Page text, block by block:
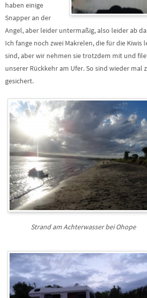
haben einige
Snapper an der
Angel, aber leider untermaßig, also leider ab
Ich fange noch zwei Makrelen, die für die Kiwis
sind, aber wir nehmen sie trotzdem mit und
unserer Rückkehr am Ufer. So sind wieder mal
gesichert.
Strand am Achterwasser bei Ohope